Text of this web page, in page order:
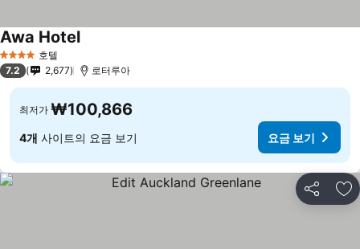
4 성급 호텔
Awa Hotel
7.2 2,677 로터루아
최저가 ₩100,866
4개 사이트의 요금 보기 요금 보기
공유 즐